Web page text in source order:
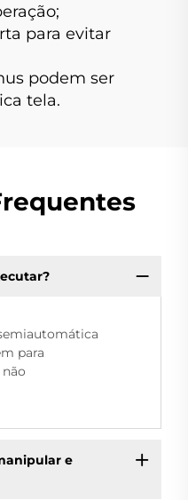
para evitar
podem ser
tela.
para
e